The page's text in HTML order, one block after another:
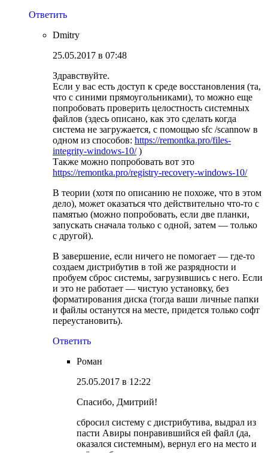
Ответить
Dmitry
25.05.2017 в 07:48
Здравствуйте.
Если у вас есть доступ к среде восстановления (та,
что с синими прямоугольниками), то можно еще
попробовать проверить целостность системных
файлов (здесь описано, как это сделать когда
система не загружается, с помощью sfc /scannow в
одном из способов: https://remontka.pro/files-
integrity-windows-10/)
Также можно попробовать вот это
https://remontka.pro/registry-recovery-windows-10/
В теории (хотя по описанию не похоже, что в этом
дело), может оказаться что действительно что-то с
памятью (можно попробовать, если две планки,
запускать сначала только с одной, затем — только
с другой).
В завершение, если ничего не помогает — где-то
создаем дистрибутив в той же разрядности и
пробуем сброс системы, загрузившись с него. Если
и это не работает — чистую установку, без
форматирования диска (тогда ваши личные папки
и файлы останутся на месте, придется только софт
переустановить).
Ответить
Роман
25.05.2017 в 12:22
Спасибо, Дмитрий!
сбросил систему с дистрибутива, выдрал из
пасти Авиры понравившийся ей файл (да,
оказался системным), вернул его на место и